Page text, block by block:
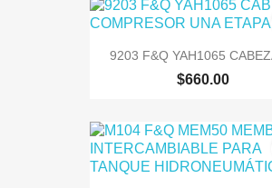
9203 F&Q YAH1065
$660.00